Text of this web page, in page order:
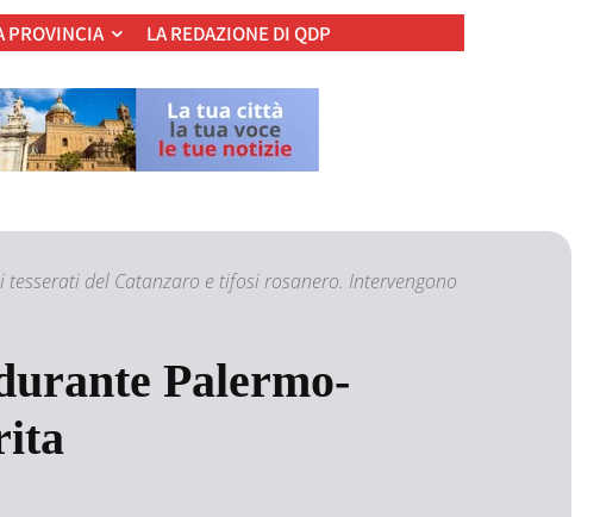
PROVINCIA LA REDAZIONE DI QDP
del Catanzaro e tifosi rosanero. Intervengono
Palermo-